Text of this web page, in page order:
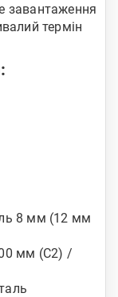
завантаження
термін
8 мм (12 мм
мм (С2) /